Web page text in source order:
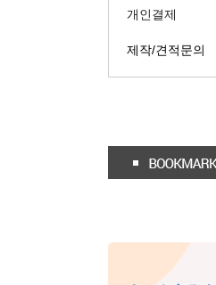
개인결제
제작/견적문의